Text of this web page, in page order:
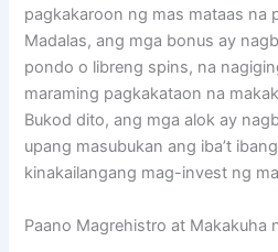
pagkakaroon ng mas mataas na
Madalas, ang mga bonus ay
pondo o libreng spins, na
maraming pagkakataon na
Bukod dito, ang mga alok ay
upang masubukan ang iba’t
kinakailangang mag-invest ng
Paano Magrehistro at Makakuha